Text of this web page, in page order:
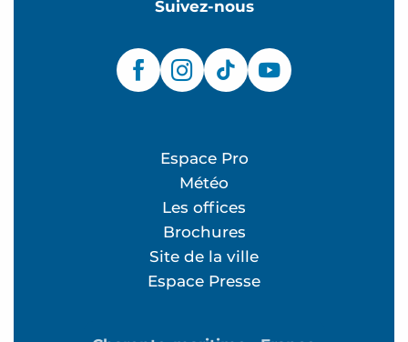
Suivez-nous
Espace Pro
Météo
Les offices
Brochures
Site de la ville
Espace Presse